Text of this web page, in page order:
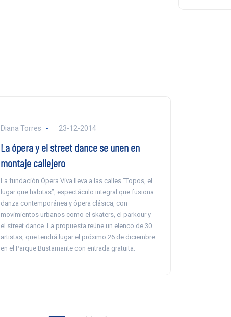
Diana Torres 23-12-2014
La ópera y el street dance se unen en
montaje callejero
La fundación Ópera Viva lleva a las calles “Topos, el
lugar que habitas”, espectáculo integral que fusiona
danza contemporánea y ópera clásica, con
movimientos urbanos como el skaters, el parkour y
el street dance. La propuesta reúne un elenco de 30
artistas, que tendrá lugar el próximo 26 de diciembre
en el Parque Bustamante con entrada gratuita.